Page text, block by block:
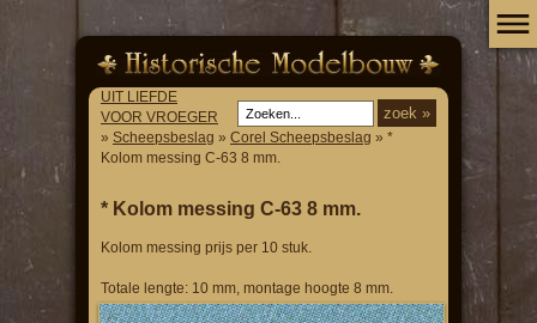
UIT LIEFDE
VOOR VROEGER
» Scheepsbeslag » Corel Scheepsbeslag » *
Kolom messing C-63 8 mm.
* Kolom messing C-63 8 mm.
Kolom messing prijs per 10 stuk.
Totale lengte: 10 mm, montage hoogte 8 mm.